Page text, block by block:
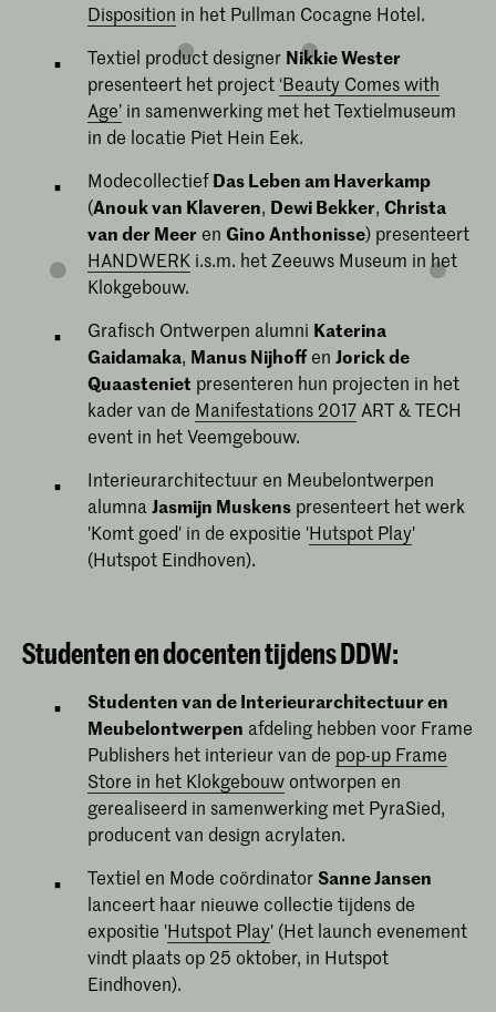
Disposition in het Pullman Cocagne Hotel.
Textiel product designer Nikkie Wester
presenteert het project ‘Beauty Comes with
Age’ in samenwerking met het Textielmuseum
in de locatie Piet Hein Eek.
ModecollectiefDas Leben am Haverkamp
(Anouk van Klaveren, Dewi Bekker,Christa
van der Meer enGino Anthonisse) presenteert
HANDWERK i.s.m. het Zeeuws Museum in het
Klokgebouw.
Grafisch Ontwerpen alumni Katerina
Gaidamaka, Manus NijhoffenJorick de
Quaasteniet presenteren hun projecten in het
kader van de Manifestations 2017 ART & TECH
event in het Veemgebouw.
Interieurarchitectuur en Meubelontwerpen
alumnaJasmijn Muskens presenteert het werk
'Komt goed' in de expositie 'Hutspot Play'
(Hutspot Eindhoven).
Studenten en docenten tijdens DDW:
Studenten van de Interieurarchitectuur en
Meubelontwerpen afdeling hebben voor Frame
Publishers het interieur van de pop-up Frame
Store in het Klokgebouw ontworpen en
gerealiseerd in samenwerking met PyraSied,
producent van design acrylaten.
Textiel en Mode coördinatorSanne Jansen
lanceert haar nieuwe collectie tijdens de
expositie 'Hutspot Play' (Het launch evenement
vindt plaats op 25 oktober, in Hutspot
Eindhoven).